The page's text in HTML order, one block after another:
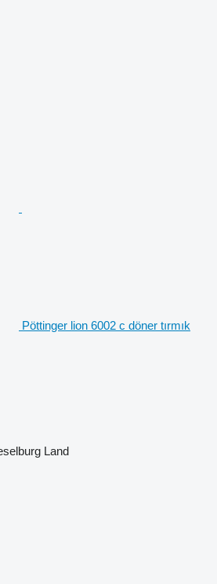
Pöttinger lion 6002 c döner tırmık
Land